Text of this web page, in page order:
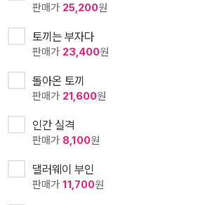
판매가 25,200원
토끼는 부자다
판매가 23,400원
돌아온 토끼
판매가 21,600원
인간 실격
판매가 8,100원
댈러웨이 부인
판매가 11,700원